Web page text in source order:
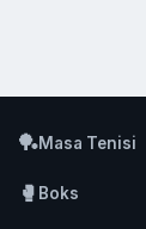
🏓Masa Tenisi
🥊 Boks